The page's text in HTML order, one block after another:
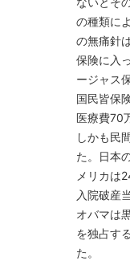
の種類に
の無痛針
保険に入
ージャス
国民皆保
医療費70
しかも民
た。日本
メリカは
入院破産
オバマは
を独占す
た。